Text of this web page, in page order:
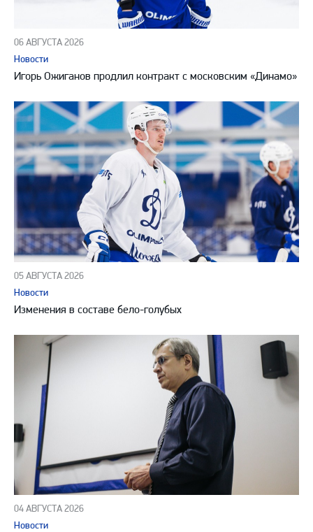
06 АВГУСТА 2026
Новости
Игорь Ожиганов продлил контракт с московским «Динамо»
05 АВГУСТА 2026
Новости
Изменения в составе бело-голубых
04 АВГУСТА 2026
Новости